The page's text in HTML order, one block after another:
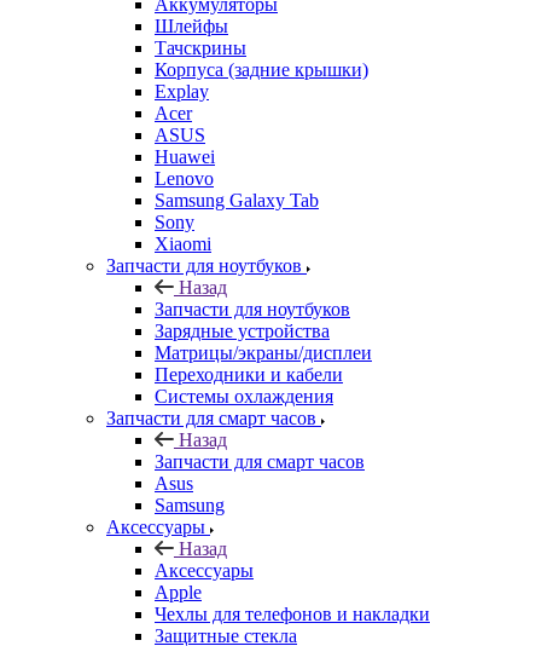
Explay
Acer
ASUS
Huawei
Lenovo
Samsung Galaxy Tab
Sony
Xiaomi
Запчасти для ноутбуков
Назад
Запчасти для ноутбуков
Зарядные устройства
Матрицы/экраны/дисплеи
Переходники и кабели
Системы охлаждения
Запчасти для смарт часов
Назад
Запчасти для смарт часов
Asus
Samsung
Аксессуары
Назад
Аксессуары
Apple
Чехлы для телефонов и накладки
Защитные стекла
Элементы питания
Держатель
Наушники